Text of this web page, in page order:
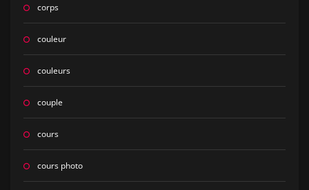
corps
couleur
couleurs
couple
cours
cours photo